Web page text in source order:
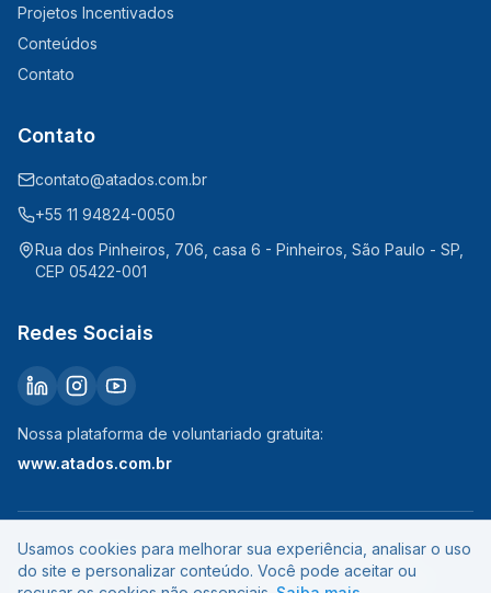
Projetos Incentivados
Conteúdos
Contato
Contato
contato@atados.com.br
+55 11 94824-0050
Rua dos Pinheiros, 706, casa 6 - Pinheiros, São Paulo - SP,
CEP 05422-001
Redes Sociais
Nossa plataforma de voluntariado gratuita:
www.atados.com.br
©2026Atados. Todos os direitos reservados.
Política de
Termos de
Política
Política de
Usamos cookies para melhorar sua experiência, analisar o uso
do site e personalizar conteúdo. Você pode aceitar ou